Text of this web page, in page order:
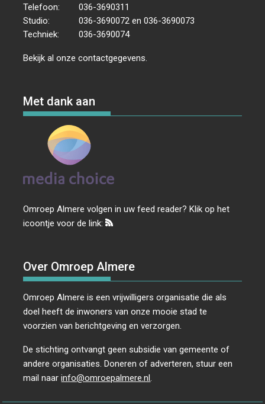
Telefoon:
036-3690311
Studio:
036-3690072 en 036-3690073
Techniek:
036-3690074
Bekijk al onzecontactgegevens
Met dank aan
Omroep Almere volgen in uw feed reader? Klik op het
icoontje voor de link:
Over Omroep Almere
Omroep Almere is een vrijwilligers organisatie die als
doel heeft de inwoners van onze mooie stad te
voorzien van berichtgeving en verzorgen.
De stichting ontvangt geen subsidie van gemeente of
andere organisaties. Doneren of adverteren, stuur een
mail naarinfo@omroepalmere.nl.